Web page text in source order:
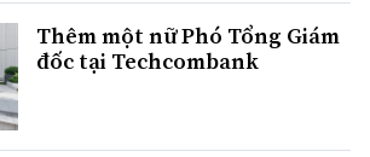
Thêm một nữ Phó Tổng Giám
đốc tại Techcombank